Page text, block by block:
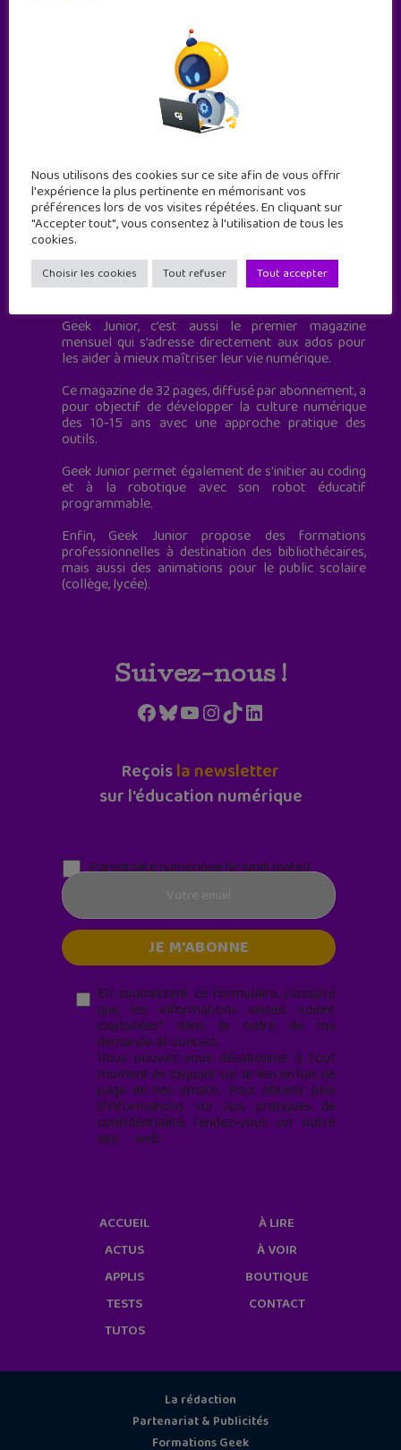
JE M'ABONNE !
Geek Junior est le premier site de culture numérique
à destination des adolescents.
Geek Junior, c’est aussi le premier magazine
mensuel qui s’adresse directement aux ados pour
les aider à mieux maîtriser leur vie numérique.
Ce magazine de 32 pages, diffusé par abonnement, a
pour objectif de développer la culture numérique
des 10-15 ans avec une approche pratique des
outils.
Geek Junior permet également de s'initier au coding
et à la robotique avec son robot éducatif
programmable.
Enfin, Geek Junior propose des formations
professionnelles à destination des bibliothécaires,
mais aussi des animations pour le public scolaire
(collège, lycée).
Suivez-nous !
Facebook
Bluesky
YouTube
Instagram
TikTokLinkedIn
Reçoisla newsletter
sur l'éducation numérique
Parentalité numérique (le lundi matin)
En soumettant ce formulaire, j’accepte
que les informations saisies soient
exploitées* dans le cadre de ma
demande de contact.
Vous pouvez vous désabonner à tout
moment en cliquant sur le lien en bas de
page de nos emails. Pour obtenir plus
d'informations sur nos pratiques de
confidentialité, rendez-vous sur notre
site web
Nous utilisons des cookies sur ce site afin de vous offrir
l'expérience la plus pertinente en mémorisant vos
préférences lors de vos visites répétées. En cliquant sur
"Accepter tout", vous consentez à l'utilisation de tous les
cookies.
Choisir les cookies Tout refuser Tout accepter
ACCUEIL
ACTUS
APPLIS
TESTS
TUTOS
À LIRE
À VOIR
BOUTIQUE
CONTACT
La rédaction
Partenariat & Publicités
Formations Geek